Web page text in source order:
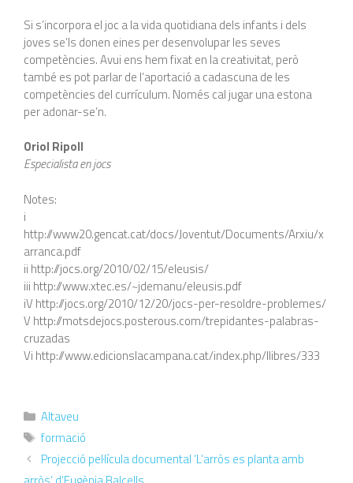
Si s’incorpora el joc a la vida quotidiana dels infants i dels
joves se’ls donen eines per desenvolupar les seves
competències. Avui ens hem fixat en la creativitat, però
també es pot parlar de l’aportació a cadascuna de les
competències del currículum. Només cal jugar una estona
per adonar-se’n.
Oriol Ripoll
Especialista en jocs
Notes:
i
http://www20.gencat.cat/docs/Joventut/Documents/Arxiu/x
arranca.pdf
ii http://jocs.org/2010/02/15/eleusis/
iii http://www.xtec.es/~jdemanu/eleusis.pdf
iV http://jocs.org/2010/12/20/jocs-per-resoldre-problemes/
V http://motsdejocs.posterous.com/trepidantes-palabras-
cruzadas
Vi http://www.edicionslacampana.cat/index.php/llibres/333
Altaveu
formació
Projecció pel·lícula documental ‘L’arròs es planta amb